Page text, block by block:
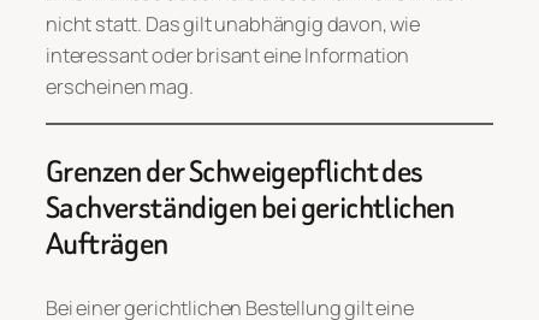
nicht statt. Das gilt unabhängig davon, wie
interessant oder brisant eine Information
erscheinen mag.
Grenzen der Schweigepflicht des
Sachverständigen bei gerichtlichen
Aufträgen
Bei einer gerichtlichen Bestellung gilt eine